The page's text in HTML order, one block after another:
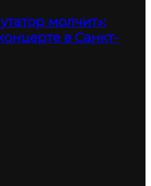
молчит»:
в Санкт-